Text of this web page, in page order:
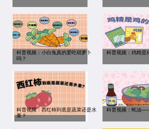
科普视频：小白兔真的爱吃胡萝卜
吗？
科普视频：鸡精是
科普视频：西红柿到底是蔬菜还是水
果？
科普视频：蚝油